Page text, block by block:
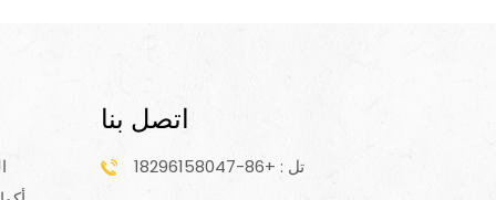
اتصل بنا
تل : +86-18296158047